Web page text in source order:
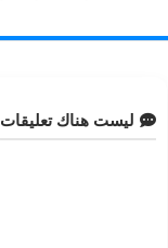
ليست هناك تعليقات